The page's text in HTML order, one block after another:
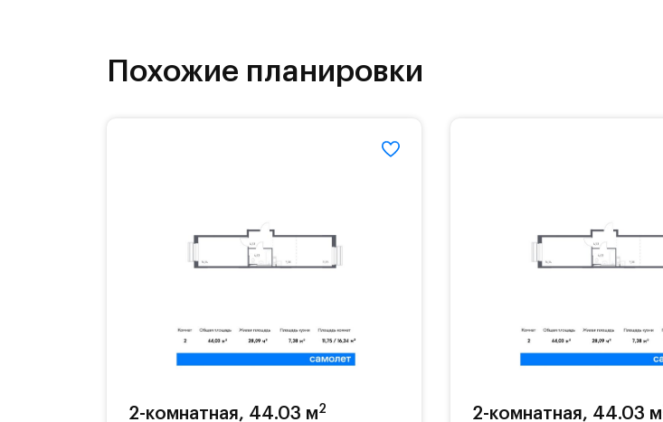
На территории квартала возведут детский сад и школу. Также для
детей есть возможность посещения частной гимназии «Жуковка».
Похожие планировки
2-комнатная, 44.03 м2 2-комнатная, 44.03 м